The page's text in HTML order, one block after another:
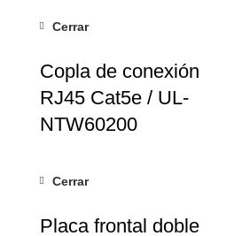
Cerrar
Copla de conexión
RJ45 Cat5e / UL-
NTW60200
Cerrar
Placa frontal doble